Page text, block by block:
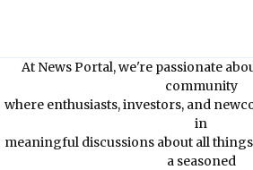
At News Portal, we're passionate
community
where enthusiasts, investors, and
in
meaningful discussions about all
a seasoned